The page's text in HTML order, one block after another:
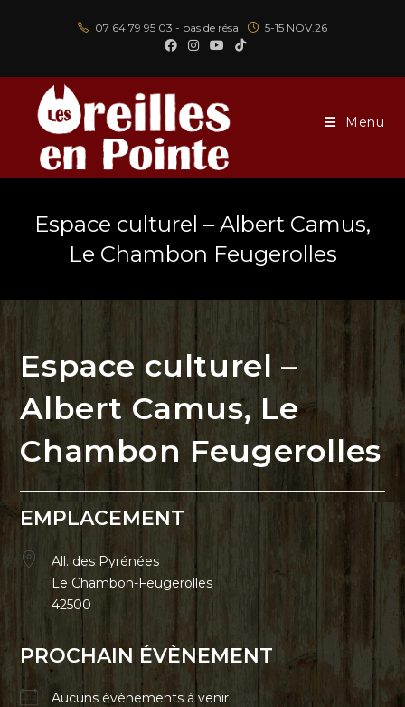
07 64 79 95 03 - pas de résa 5-15 NOV.26
Menu
Espace culturel – Albert Camus,
Le Chambon Feugerolles
Espace culturel –
Albert Camus, Le
Chambon Feugerolles
EMPLACEMENT
All. des Pyrénées
Le Chambon-Feugerolles
42500
PROCHAIN ÉVÈNEMENT
Aucuns évènements à venir